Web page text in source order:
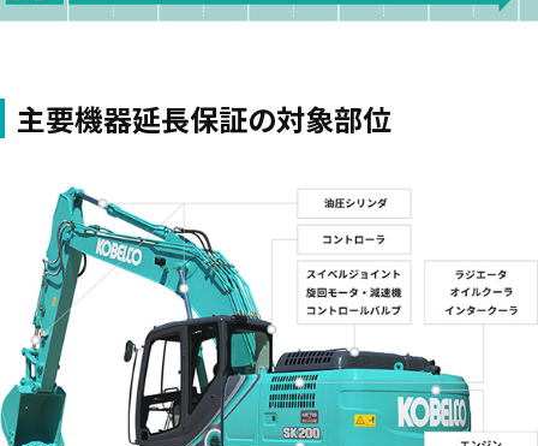
主要機器延長保証の対象部位